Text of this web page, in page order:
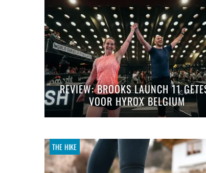
REVIEW: BROOKS LAUNCH 11
VOOR HYROX BELGIUM
THE HIKE